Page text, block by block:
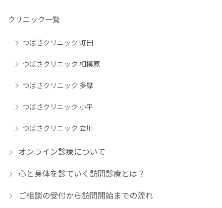
クリニック一覧
つばさクリニック 町田
つばさクリニック 相模原
つばさクリニック 多摩
つばさクリニック 小平
つばさクリニック 立川
オンライン診療について
心と身体を診ていく訪問診療とは？
ご相談の受付から訪問開始までの流れ